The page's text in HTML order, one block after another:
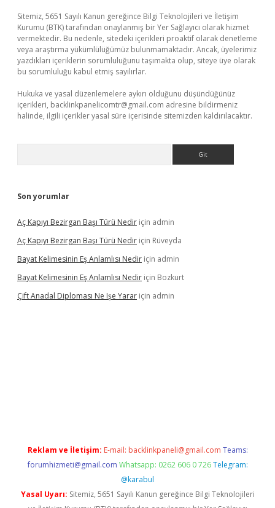
Sitemiz, 5651 Sayılı Kanun gereğince Bilgi Teknolojileri ve İletişim
Kurumu (BTK) tarafından onaylanmış bir Yer Sağlayıcı olarak hizmet
vermektedir. Bu nedenle, sitedeki içerikleri proaktif olarak denetleme
veya araştırma yükümlülüğümüz bulunmamaktadır. Ancak, üyelerimiz
yazdıkları içeriklerin sorumluluğunu taşımakta olup, siteye üye olarak
bu sorumluluğu kabul etmiş sayılırlar.
Hukuka ve yasal düzenlemelere aykırı olduğunu düşündüğünüz
içerikleri, backlinkpanelicomtr@gmail.com adresine bildirmeniz
halinde, ilgili içerikler yasal süre içerisinde sitemizden kaldırılacaktır.
Son yorumlar
Aç Kapıyı Bezirgan Başı Türü Nedir için admin
Aç Kapıyı Bezirgan Başı Türü Nedir için Rüveyda
Bayat Kelimesinin Eş Anlamlısı Nedir için admin
Bayat Kelimesinin Eş Anlamlısı Nedir için Bozkurt
Çift Anadal Diploması Ne Işe Yarar için admin
Reklam ve İletişim: E-mail: backlinkpaneli@gmail.com Teams:
forumhizmeti@gmail.com Whatsapp: 0262 606 0 726 Telegram:
@karabul
Yasal Uyarı: Sitemiz, 5651 Sayılı Kanun gereğince Bilgi Teknolojileri